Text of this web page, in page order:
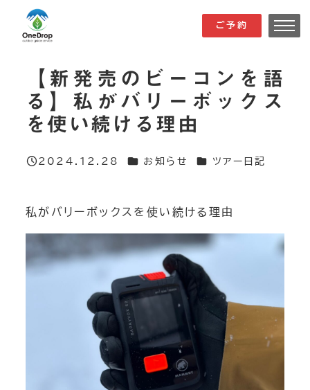
ご予約
ご予約
【新発売のビーコンを語
る】私がバリーボックス
を使い続ける理由
投稿日
2024.12.28 カテゴリー
お知らせ カテゴリー
ツアー日記
私がバリーボックスを使い続ける理由